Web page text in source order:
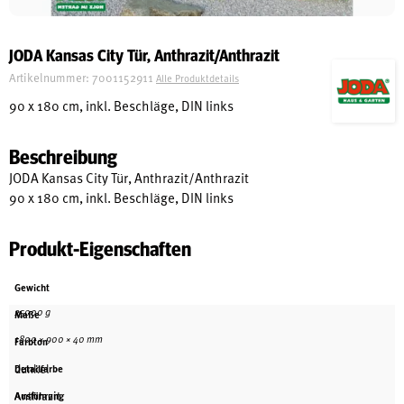
Shop
Ausstellung
Kontakt & Anfahrt
Über uns
Geschichte
JODA Kansas City Tür, Anthrazit/Anthrazit
Artikelnummer: 7001152911 Alle Produktdetails
90 x 180 cm, inkl. Beschläge, DIN links
Beschreibung
JODA Kansas City Tür, Anthrazit/Anthrazit
90 x 180 cm, inkl. Beschläge, DIN links
Produkt-Eigenschaften
Gewicht
25000 g
Maße
1800 × 900 × 40 mm
Farbton
dunkel
Detailfarbe
Anthrazit
Ausführung